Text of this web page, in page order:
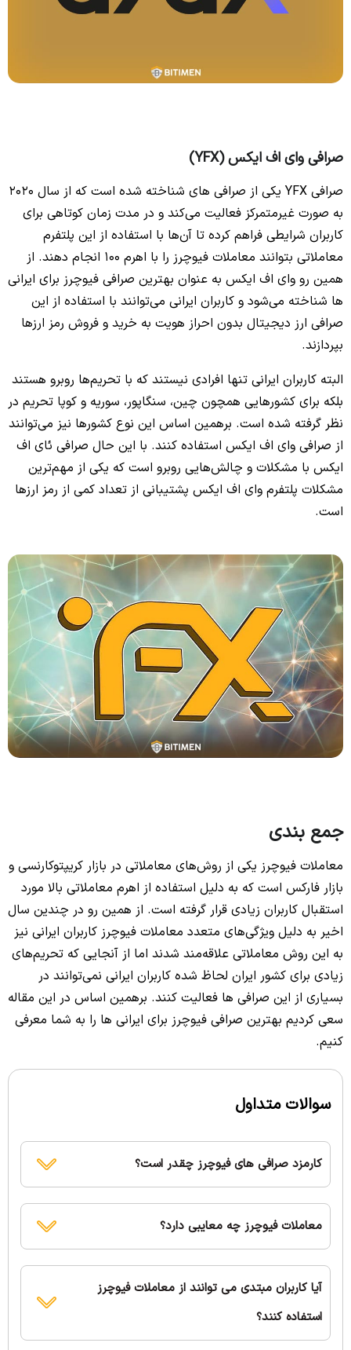
صرافیوای اف ایکس(YFX)
صرافی YFX یکی از صرافی های شناخته شده است که از سال 2020
به صورت غیرمتمرکز فعالیت می‌کند و در مدت زمان کوتاهی برای
کاربران شرایطی فراهم کرده تا آن‌ها با استفاده از این پلتفرم
معاملاتی بتوانند معاملات فیوچرز را با اهرم 100 انجام دهند. از
همین رو وای اف ایکس به عنوان بهترین صرافی فیوچرز برای ایرانی
ها شناخته می‌شود و کاربران ایرانی می‌توانند با استفاده از این
صرافی ارز دیجیتال بدون احراز هویت به خرید و فروش رمز ارزها
بپردازند.
البته کاربران ایرانی تنها افرادی نیستند که با تحریم‌ها روبرو هستند
بلکه برای کشورهایی همچون چین، سنگاپور، سوریه و کوپا تحریم در
نظر گرفته شده است. برهمین اساس این نوع کشورها نیز می‌توانند
از صرافی وای اف ایکس استفاده کنند. با این حال صرافی ئای اف
ایکس با مشکلات و چالش‌هایی روبرو است که یکی از مهم‌ترین
مشکلات پلتفرم وای اف ایکس پشتیبانی از تعداد کمی از رمز ارزها
است.
جمع بندی
معاملات فیوچرز یکی از روش‌های معاملاتی در بازار کریپتوکارنسی و
بازار فارکس است که به دلیل استفاده از اهرم معاملاتی بالا مورد
استقبال کاربران زیادی قرار گرفته است. از همین رو در چندین سال
اخیر به دلیل ویژگی‌های متعدد معاملات فیوچرز کاربران ایرانی نیز
به این روش معاملاتی علاقه‌مند شدند اما از آنجایی که تحریم‌های
زیادی برای کشور ایران لحاظ شده کاربران ایرانی نمی‌توانند در
بسیاری از این صرافی ها فعالیت کنند. برهمین اساس در این مقاله
سعی کردیم بهترین صرافی فیوچرز برای ایرانی ها را به شما معرفی
کنیم.
سوالات متداول
کارمزد صرافی های فیوچرز چقدر است؟
معاملات فیوچرز چه معایبی دارد؟
آیا کاربران مبتدی می توانند از معاملات فیوچرز
استفاده کنند؟